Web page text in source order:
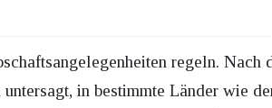
regeln. Nach
in bestimmte Länder wie